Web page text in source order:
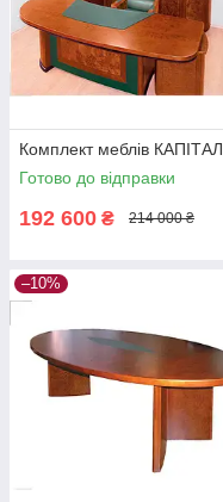
Комплект меблів КАПІТАЛ
Готово до відправки
192 600 ₴ 214 000 ₴
–10%